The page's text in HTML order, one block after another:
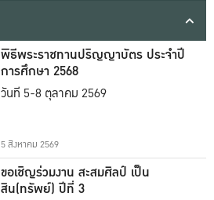
พิธีพระราชทานปริญญาบัตร ประจำปี
การศึกษา 2568
วันที่ 5-8 ตุลาคม 2569
5 สิงหาคม 2569
ขอเชิญร่วมงาน สะสมศิลป์ เป็น
สิน(ทรัพย์) ปีที่ 3